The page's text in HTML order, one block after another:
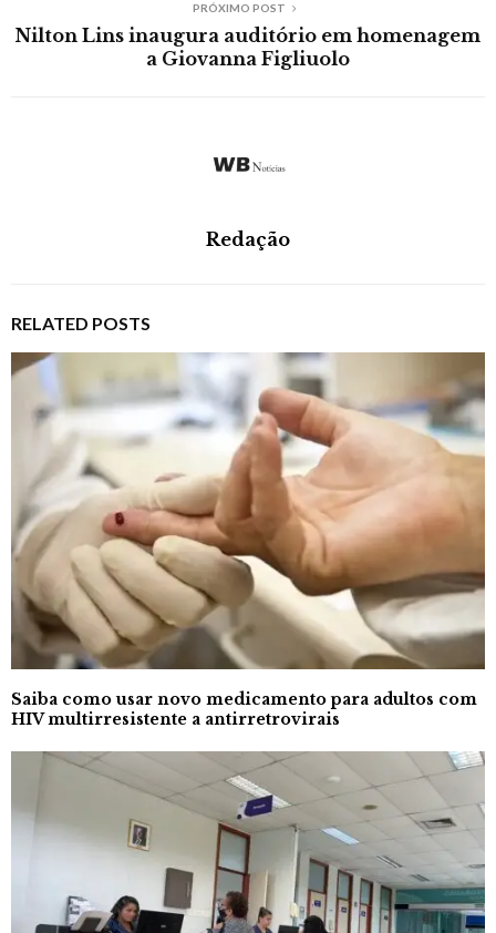
PRÓXIMO POST
Nilton Lins inaugura auditório em homenagem
a Giovanna Figliuolo
Redação
RELATED POSTS
Saiba como usar novo medicamento para adultos com
HIV multirresistente a antirretrovirais